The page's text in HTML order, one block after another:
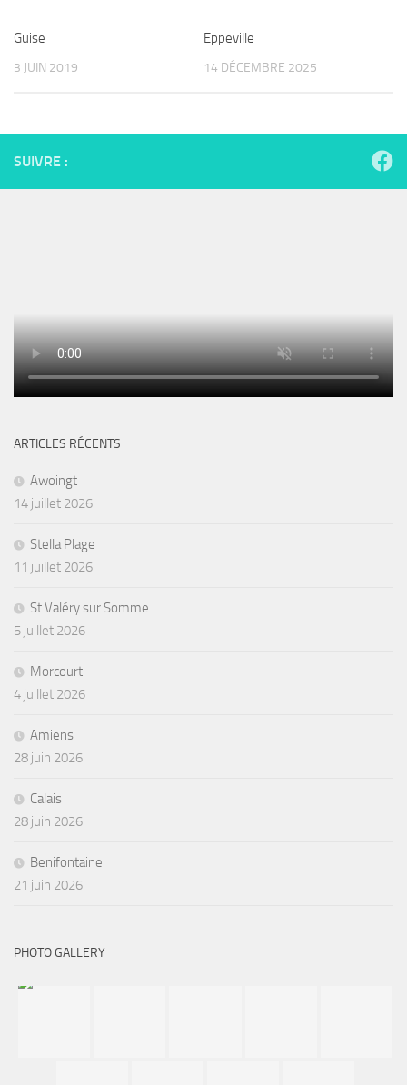
Guise
3 JUIN 2019
Eppeville
14 DÉCEMBRE 2025
SUIVRE :
ARTICLES RÉCENTS
Awoingt
14 juillet 2026
Stella Plage
11 juillet 2026
St Valéry sur Somme
5 juillet 2026
Morcourt
4 juillet 2026
Amiens
28 juin 2026
Calais
28 juin 2026
Benifontaine
21 juin 2026
PHOTO GALLERY